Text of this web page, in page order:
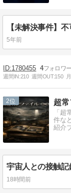
5年前
1780455 4
週間IN:210 週間OUT:150
2 超
「
件な
紹介
18時間前